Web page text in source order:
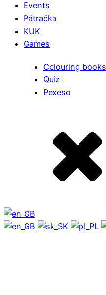
Events
Pátračka
KUK
Games
Colouring books
Quiz
Pexeso